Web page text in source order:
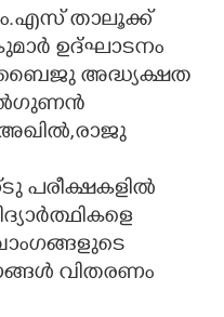
താലൂക്ക്
ഉദ്ഘാടനം
ബൈജു അദ്ധ്യക്ഷത
വിതരണം